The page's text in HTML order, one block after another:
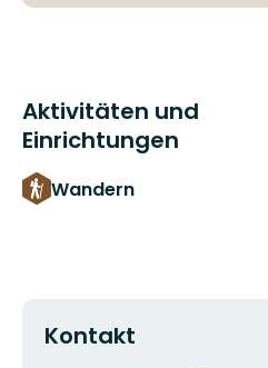
Aktivitäten und
Einrichtungen
Wandern
Kontakt